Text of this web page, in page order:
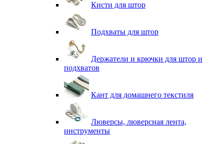
Кисти для штор
Подхваты для штор
Держатели и крючки для штор и
подхватов
Кант для домашнего текстиля
Люверсы, люверсная лента,
инструменты